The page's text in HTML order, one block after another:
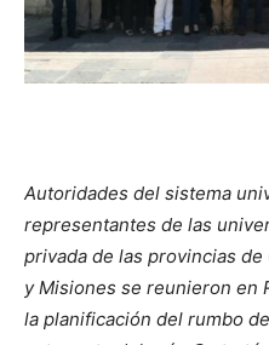
Autoridades del sistema
representantes de las
privada de las provincias
y Misiones se reunieron en
la planificación del rumbo